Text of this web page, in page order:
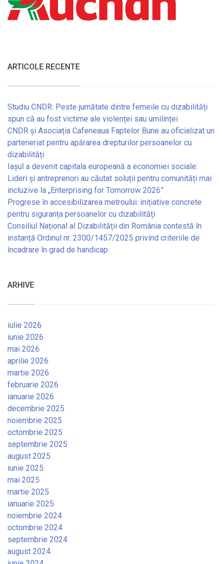
ARTICOLE RECENTE
Studiu CNDR: Peste jumătate dintre femeile cu dizabilități
spun că au fost victime ale violenței sau umilinței
CNDR și Asociația Cafeneaua Faptelor Bune au oficializat un
parteneriat pentru apărarea drepturilor persoanelor cu
dizabilități
Iașul a devenit capitala europeană a economiei sociale:
Lideri și antreprenori au căutat soluții pentru comunități mai
incluzive la „Enterprising for Tomorrow 2026”
Progrese în accesibilizarea metroului: inițiative concrete
pentru siguranța persoanelor cu dizabilități
Consiliul Național al Dizabilității din România contestă în
instanță Ordinul nr. 2300/1457/2025 privind criteriile de
încadrare în grad de handicap
ARHIVE
iulie 2026
iunie 2026
mai 2026
aprilie 2026
martie 2026
februarie 2026
ianuarie 2026
decembrie 2025
noiembrie 2025
octombrie 2025
septembrie 2025
august 2025
iunie 2025
mai 2025
martie 2025
ianuarie 2025
noiembrie 2024
octombrie 2024
septembrie 2024
august 2024